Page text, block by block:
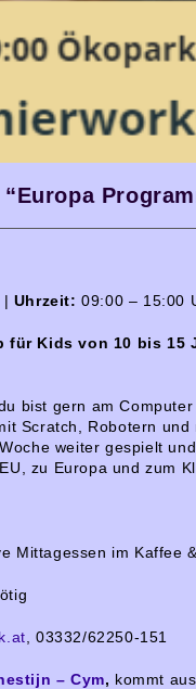
| Uhrzeit: 09:00 – 15:00
für Kids von 10 bis 15
bist gern am
Scratch, Robotern
weiter gespielt
zu Europa und zum
Mittagessen im Kaffee
, 03332/62250-151
– Cym, kommt